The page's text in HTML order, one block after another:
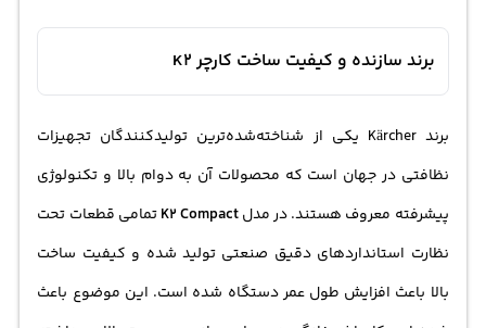
برند سازنده و کیفیت ساخت کارچر K2
برند Kärcher یکی از شناخته‌شده‌ترین تولیدکنندگان تجهیزات
نظافتی در جهان است که محصولات آن به دوام بالا و تکنولوژی
پیشرفته معروف هستند. در مدلK2 Compactتمامی قطعات تحت
نظارت استانداردهای دقیق صنعتی تولید شده و کیفیت ساخت
بالا باعث افزایش طول عمر دستگاه شده است. این موضوع باعث